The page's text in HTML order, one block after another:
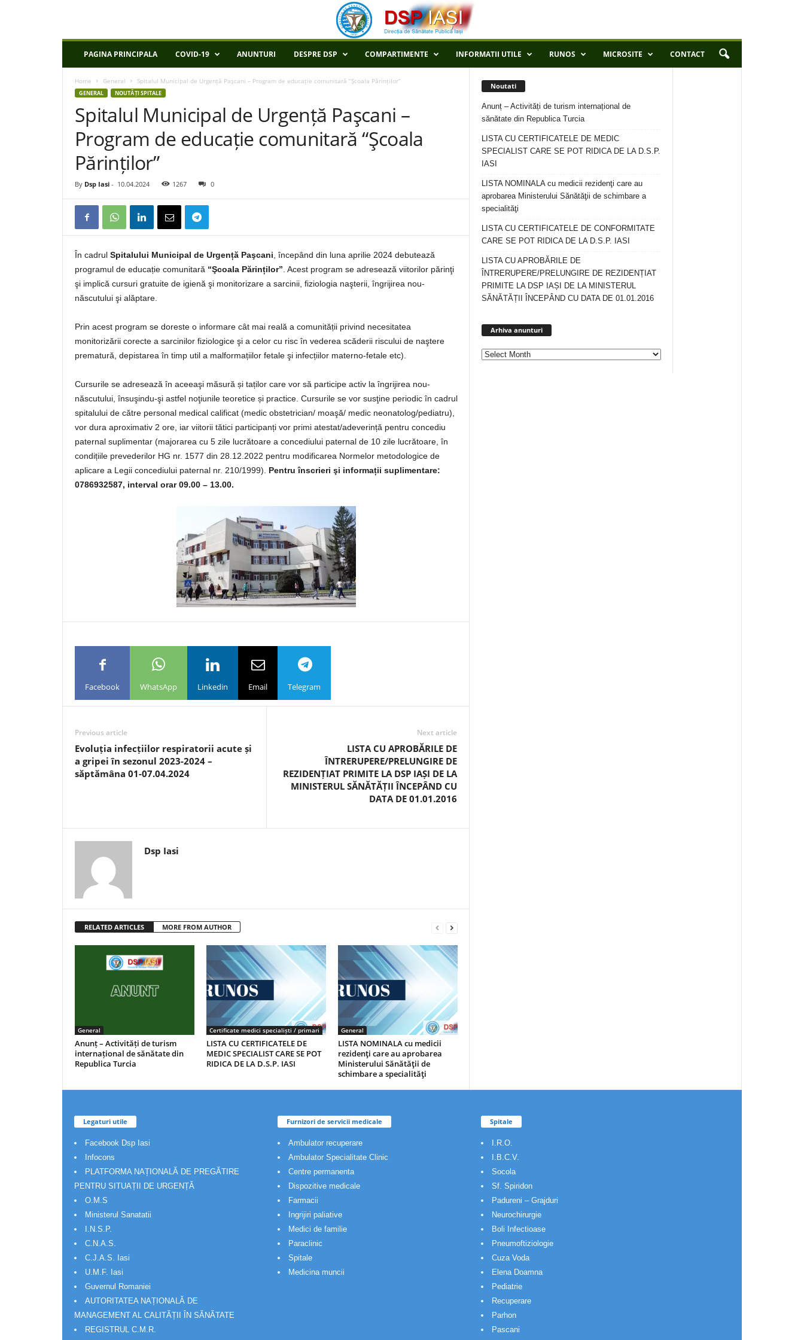
P
PAGINA PRINCIPALA COVID-19 ANUNTURI DESPRE DSP COMPARTIMENTE INFORMATII UTILE RUNOS MICROSITE CONTACT
Home General Spitalul Municipal de Urgență Paşcani – Program de educație comunitară “Şcoala Părinților”
GENERAL NOUTǍȚI SPITALE
Spitalul Municipal de Urgență Paşcani –
Program de educație comunitară “Şcoala
Părinților”
By Dsp Iasi - 10.04.2024 1267 0
În cadrul Spitalului Municipal de Urgență Paşcani , începând din luna aprilie 2024 debutează
programul de educație comunitară “Şcoala Părinților” . Acest program se adresează viitorilor părinţi
şi implică cursuri gratuite de igienă şi monitorizare a sarcinii, fiziologia naşterii, îngrijirea nou-
născutului şi alăptare.
Prin acest program se doreste o informare cât mai reală a comunității privind necesitatea
monitorizării corecte a sarcinilor fiziologice şi a celor cu risc în vederea scăderii riscului de naştere
prematură, depistarea în timp util a malformațiilor fetale şi infecțiilor materno-fetale etc).
Cursurile se adresează în aceeaşi măsură și taților care vor să participe activ la îngrijirea nou-
născutului, însuşindu-şi astfel noţiunile teoretice și practice. Cursurile se vor susţine periodic în cadrul
spitalului de către personal medical calificat (medic obstetrician/ moaşă/ medic neonatolog/pediatru),
vor dura aproximativ 2 ore, iar viitorii tătici participanți vor primi atestat/adeverință pentru concediu
paternal suplimentar (majorarea cu 5 zile lucrătoare a concediului paternal de 10 zile lucrătoare, în
condițiile prevederilor HG nr. 1577 din 28.12.2022 pentru modificarea Normelor metodologice de
aplicare a Legii concediului paternal nr. 210/1999). Pentru înscrieri şi informații suplimentare:
0786932587, interval orar 09.00 – 13.00.
Facebook WhatsApp Linkedin Email Telegram
Previous article
Evoluția infecțiilor respiratorii acute și
a gripei în sezonul 2023-2024 –
săptămâna 01-07.04.2024
Next article
LISTA CU APROBĂRILE DE
ÎNTRERUPERE/PRELUNGIRE DE
REZIDENȚIAT PRIMITE LA DSP IAȘI DE LA
MINISTERUL SĂNĂTĂȚII ÎNCEPÂND CU
DATA DE 01.01.2016
Dsp Iasi
RELATED ARTICLES MORE FROM AUTHOR
General
Anunț – Activități de turism
internațional de sănătate din
Republica Turcia
Certificate medici specialiști / primari
LISTA CU CERTIFICATELE DE
MEDIC SPECIALIST CARE SE POT
RIDICA DE LA D.S.P. IASI
General
LISTA NOMINALA cu medicii
rezidenţi care au aprobarea
Ministerului Sănătăţii de
schimbare a specialităţi
Noutati
Anunț – Activități de turism internațional de
sănătate din Republica Turcia
LISTA CU CERTIFICATELE DE MEDIC
SPECIALIST CARE SE POT RIDICA DE LA D.S.P.
IASI
LISTA NOMINALA cu medicii rezidenţi care au
aprobarea Ministerului Sănătăţii de schimbare a
specialităţi
LISTA CU CERTIFICATELE DE CONFORMITATE
CARE SE POT RIDICA DE LA D.S.P. IASI
LISTA CU APROBĂRILE DE
ÎNTRERUPERE/PRELUNGIRE DE REZIDENȚIAT
PRIMITE LA DSP IAȘI DE LA MINISTERUL
SĂNĂTĂȚII ÎNCEPÂND CU DATA DE 01.01.2016
Arhiva anunturi
Legaturi utile
Facebook Dsp Iasi
Infocons
PLATFORMA NAȚIONALĂ DE PREGĂTIRE
PENTRU SITUAȚII DE URGENȚĂ
O.M.S
Ministerul Sanatatii
I.N.S.P.
C.N.A.S.
C.J.A.S. Iasi
U.M.F. Iasi
Guvernul Romaniei
AUTORITATEA NAȚIONALĂ DE
MANAGEMENT AL CALITĂȚII ÎN SĂNĂTATE
REGISTRUL C.M.R.
Furnizori de servicii medicale
Ambulator recuperare
Ambulator Specialitate Clinic
Centre permanenta
Dispozitive medicale
Farmacii
Ingrijiri paliative
Medici de familie
Paraclinic
Spitale
Medicina muncii
Spitale
I.R.O.
I.B.C.V.
Socola
Sf. Spiridon
Padureni – Grajduri
Neurochirurgie
Boli Infectioase
Pneumoftiziologie
Cuza Voda
Elena Doamna
Pediatrie
Recuperare
Parhon
Pascani